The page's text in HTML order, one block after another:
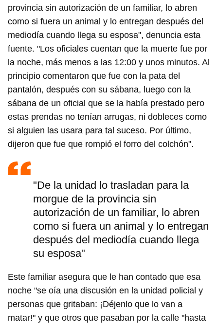
provincia sin autorización de un familiar, lo abren
como si fuera un animal y lo entregan después del
mediodía cuando llega su esposa", denuncia esta
fuente. "Los oficiales cuentan que la muerte fue por
la noche, más menos a las 12:00 y unos minutos. Al
principio comentaron que fue con la pata del
pantalón, después con su sábana, luego con la
sábana de un oficial que se la había prestado pero
estas prendas no tenían arrugas, ni dobleces como
si alguien las usara para tal suceso. Por último,
dijeron que fue que rompió el forro del colchón".
"De la unidad lo trasladan para la
morgue de la provincia sin
autorización de un familiar, lo abren
como si fuera un animal y lo entregan
después del mediodía cuando llega
su esposa"
Este familiar asegura que le han contado que esa
noche "se oía una discusión en la unidad policial y
personas que gritaban: ¡Déjenlo que lo van a
matar!" y que otros que pasaban por la calle "hasta